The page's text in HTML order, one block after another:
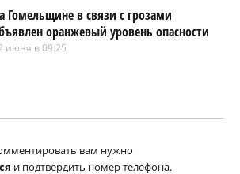
Гомельщине в связи с грозами
оранжевый уровень опасности
июня в 09:25
вам нужно
и подтвердить номер телефона.